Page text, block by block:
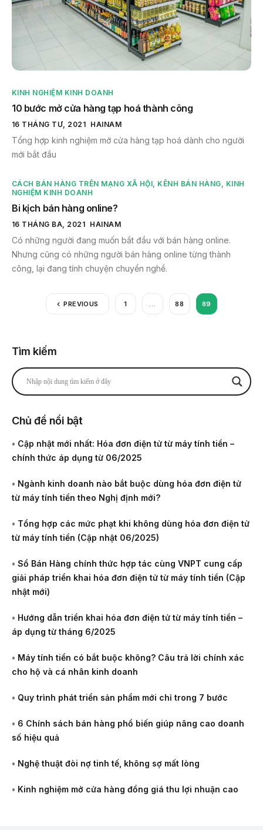
KINH NGHIỆM KINH DOANH
10 bước mở cửa hàng tạp hoá thành công
16 THÁNG TƯ, 2021 HAINAM
Tổng hợp kinh nghiệm mở cửa hàng tạp hoá dành cho người
mới bắt đầu
CÁCH BÁN HÀNG TRÊN MẠNG XÃ HỘI, KÊNH BÁN HÀNG, KINH
NGHIỆM KINH DOANH
Bi kịch bán hàng online?
16 THÁNG BA, 2021 HAINAM
Có những người đang muốn bắt đầu với bán hàng online.
Nhưng cũng có những người bán hàng online từng thành
công, lại đang tính chuyện chuyển nghề.
PREVIOUS 1 … 88 89
Tìm kiếm
Chủ đề nổi bật
• Cập nhật mới nhất: Hóa đơn điện tử từ máy tính tiền –
chính thức áp dụng từ 06/2025
• Ngành kinh doanh nào bắt buộc dùng hóa đơn điện tử
từ máy tính tiền theo Nghị định mới?
• Tổng hợp các mức phạt khi không dùng hóa đơn điện tử
từ máy tính tiền (Cập nhật 06/2025)
• Sổ Bán Hàng chính thức hợp tác cùng VNPT cung cấp
giải pháp triển khai hóa đơn điện tử từ máy tính tiền (Cập
nhật mới)
• Hướng dẫn triển khai hóa đơn điện tử từ máy tính tiền –
áp dụng từ tháng 6/2025
• Máy tính tiền có bắt buộc không? Câu trả lời chính xác
cho hộ và cá nhân kinh doanh
• Quy trình phát triển sản phẩm mới chỉ trong 7 bước
• 6 Chính sách bán hàng phổ biến giúp nâng cao doanh
số hiệu quả
• Nghệ thuật đòi nợ tinh tế, không sợ mất lòng
• Kinh nghiệm mở cửa hàng đồng giá thu lợi nhuận cao